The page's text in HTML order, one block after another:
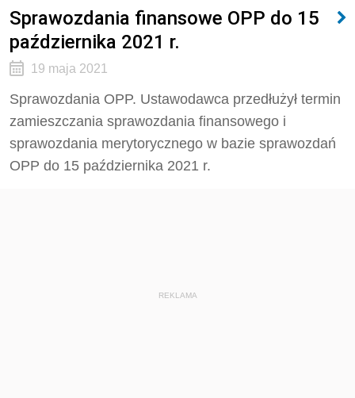
Sprawozdania finansowe OPP do 15
października 2021 r.
19 maja 2021
Sprawozdania OPP. Ustawodawca przedłużył termin
zamieszczania sprawozdania finansowego i
sprawozdania merytorycznego w bazie sprawozdań
OPP do 15 października 2021 r.
REKLAMA